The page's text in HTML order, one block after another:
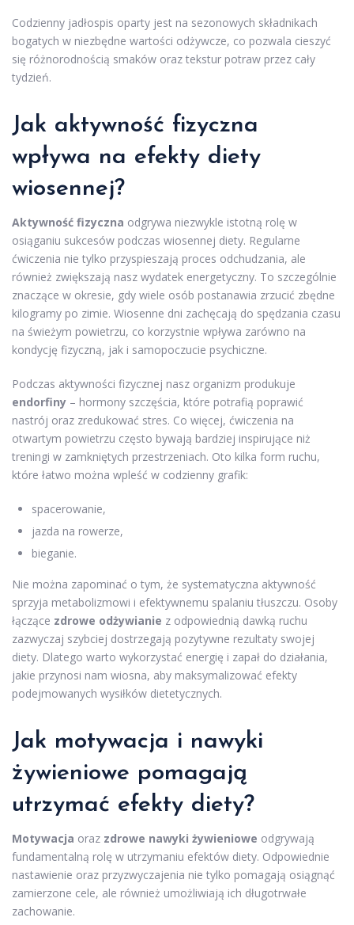
Codzienny jadłospis oparty jest na sezonowych składnikach
bogatych w niezbędne wartości odżywcze, co pozwala cieszyć
się różnorodnością smaków oraz tekstur potraw przez cały
tydzień.
Jak aktywność fizyczna
wpływa na efekty diety
wiosennej?
Aktywność fizyczna odgrywa niezwykle istotną rolę w
osiąganiu sukcesów podczas wiosennej diety. Regularne
ćwiczenia nie tylko przyspieszają proces odchudzania, ale
również zwiększają nasz wydatek energetyczny. To szczególnie
znaczące w okresie, gdy wiele osób postanawia zrzucić zbędne
kilogramy po zimie. Wiosenne dni zachęcają do spędzania czasu
na świeżym powietrzu, co korzystnie wpływa zarówno na
kondycję fizyczną, jak i samopoczucie psychiczne.
Podczas aktywności fizycznej nasz organizm produkuje
endorfiny – hormony szczęścia, które potrafią poprawić
nastrój oraz zredukować stres. Co więcej, ćwiczenia na
otwartym powietrzu często bywają bardziej inspirujące niż
treningi w zamkniętych przestrzeniach. Oto kilka form ruchu,
które łatwo można wpleść w codzienny grafik:
spacerowanie,
jazda na rowerze,
bieganie.
Nie można zapominać o tym, że systematyczna aktywność
sprzyja metabolizmowi i efektywnemu spalaniu tłuszczu. Osoby
łączące zdrowe odżywianie z odpowiednią dawką ruchu
zazwyczaj szybciej dostrzegają pozytywne rezultaty swojej
diety. Dlatego warto wykorzystać energię i zapał do działania,
jakie przynosi nam wiosna, aby maksymalizować efekty
podejmowanych wysiłków dietetycznych.
Jak motywacja i nawyki
żywieniowe pomagają
utrzymać efekty diety?
Motywacja oraz zdrowe nawyki żywieniowe odgrywają
fundamentalną rolę w utrzymaniu efektów diety. Odpowiednie
nastawienie oraz przyzwyczajenia nie tylko pomagają osiągnąć
zamierzone cele, ale również umożliwiają ich długotrwałe
zachowanie.